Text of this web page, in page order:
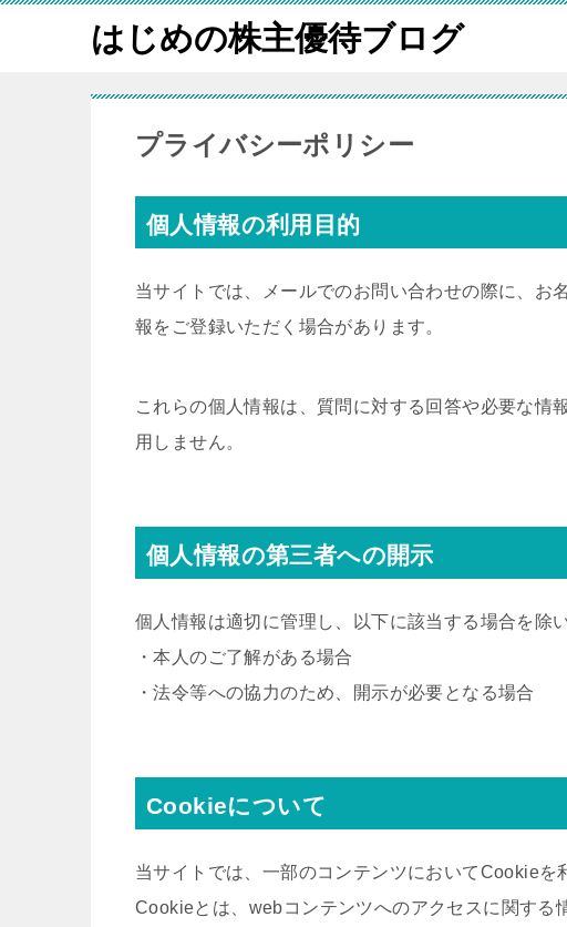
はじめの株主優待ブログ
プライバシーポリシー
個人情報の利用目的
当サイトでは、メールでのお問い合わせの際に、お
報をご登録いただく場合があります。
これらの個人情報は、質問に対する回答や必要な情
用しません。
個人情報の第三者への開示
個人情報は適切に管理し、以下に該当する場合を除
・本人のご了解がある場合
・法令等への協力のため、開示が必要となる場合
Cookieについて
当サイトでは、一部のコンテンツにおいてCookieを
Cookieとは、webコンテンツへのアクセスに関する